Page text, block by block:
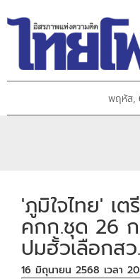
พฤหัส,
'ภูมิใจไทย' เ
คกก.ชุด 26
ปมฮั้วเลือกสว.
16 มิถุนายน 2568 เวลา